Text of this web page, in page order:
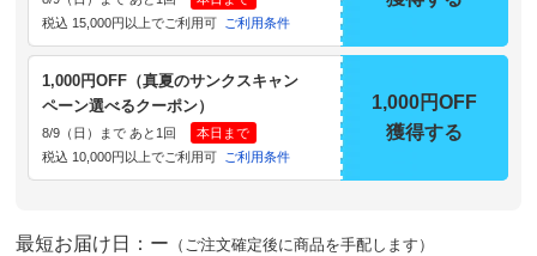
税込 15,000円以上でご利用可
ご利用条件
1,000円OFF（真夏のサンクスキャン
ペーン選べるクーポン）
8/9（日）まで あと1回
本日まで
税込 10,000円以上でご利用可
ご利用条件
1,000円OFF
獲得する
最短お届け日：ー （ご注文確定後に商品を手配します）